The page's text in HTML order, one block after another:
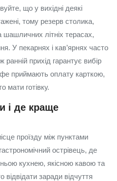
що у вихідні деякі
тому резерв столика,
літніх терасах,
У пекарнях і кав’ярнях часто
прихід гарантує вибір
приймають оплату карткою,
мати готівку.
і де краще
проїзду між пунктами
острівець, де
кухнею, якісною кавою та
заради відчуття